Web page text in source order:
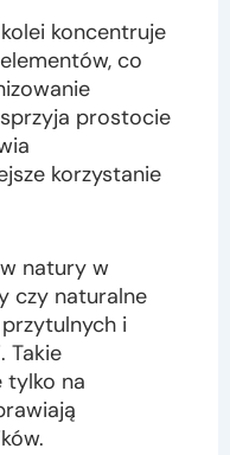
koncentruje
co
prostocie
korzystanie
natury w
czy naturalne
i
Takie
tylko na